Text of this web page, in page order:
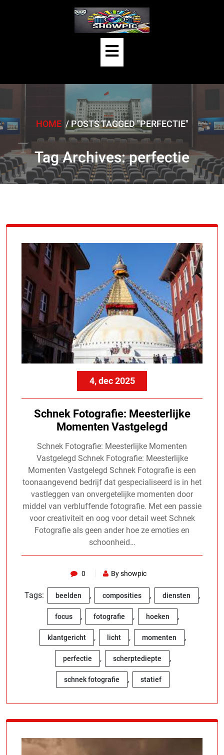
Open
Button
HOME/POSTS TAGGED "PERFECTIE"
Tag Archives: perfectie
4, dec 2025
Schnek Fotografie: Meesterlijke
Momenten Vastgelegd
Schnek Fotografie: Meesterlijke Momenten
Vastgelegd Schnek Fotografie: Meesterlijke
Momenten Vastgelegd Schnek Fotografie is een
toonaangevend bedrijf dat gespecialiseerd is in het
vastleggen van onvergetelijke momenten door
middel van verbluffende fotografie. Met een passie
voor creativiteit en oog voor detail weet Schnek
Fotografie als geen ander hoe ze emoties en
schoonheid…
0 By showpic
Tags: beelden , composities , diensten ,
focus , fotografie , hoeken ,
klantgericht , licht , momenten ,
perfectie , scherptediepte ,
schnek fotografie , statief